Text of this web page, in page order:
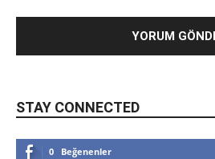
STAY CONNECTED
0 Beğenenler